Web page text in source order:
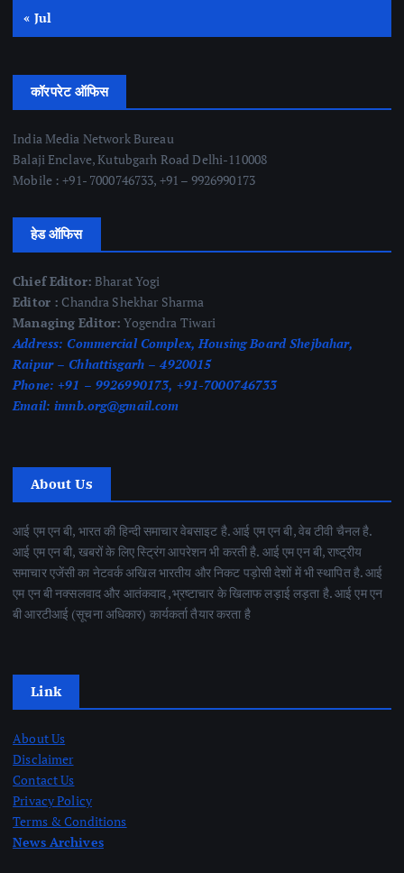
« Jul
कॉरपरेट ऑफिस
India Media Network Bureau
Balaji Enclave, Kutubgarh Road Delhi-110008
Mobile : +91- 7000746733, +91 – 9926990173
हेड ऑफिस
Chief Editor: Bharat Yogi
Editor : Chandra Shekhar Sharma
Managing Editor: Yogendra Tiwari
Address: Commercial Complex, Housing Board Shejbahar,
Raipur – Chhattisgarh – 4920015
Phone: +91 – 9926990173, +91-7000746733
Email: imnb.org@gmail.com
About Us
आई एम एन बी, भारत की हिन्दी समाचार वेबसाइट है. आई एम एन बी, वेब टीवी चैनल है.
आई एम एन बी, खबरों के लिए स्ट्रिंग आपरेशन भी करती है. आई एम एन बी, राष्ट्रीय
समाचार एजेंसी का नेटवर्क अखिल भारतीय और निकट पड़ोसी देशों में भी स्थापित है. आई
एम एन बी नक्सलवाद और आतंकवाद ,भ्रष्टाचार के खिलाफ लड़ाई लड़ता है. आई एम एन
बी आरटीआई (सूचना अधिकार) कार्यकर्ता तैयार करता है
Link
About Us
Disclaimer
Contact Us
Privacy Policy
Terms & Conditions
News Archives